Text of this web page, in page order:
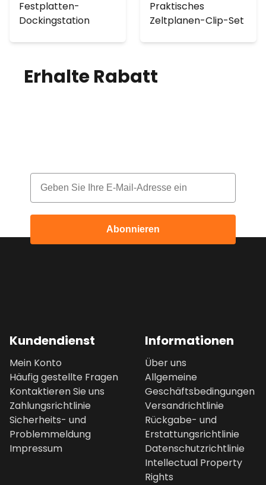
Festplatten-
Dockingstation
Praktisches
Zeltplanen-Clip-Set
Erhalte Rabatt
Email
Abonnieren
Kundendienst
Mein Konto
Häufig gestellte Fragen
Kontaktieren Sie uns
Zahlungsrichtlinie
Sicherheits- und
Problemmeldung
Impressum
Informationen
Über uns
Allgemeine
Geschäftsbedingungen
Versandrichtlinie
Rückgabe- und
Erstattungsrichtlinie
Datenschutzrichtlinie
Intellectual Property
Rights